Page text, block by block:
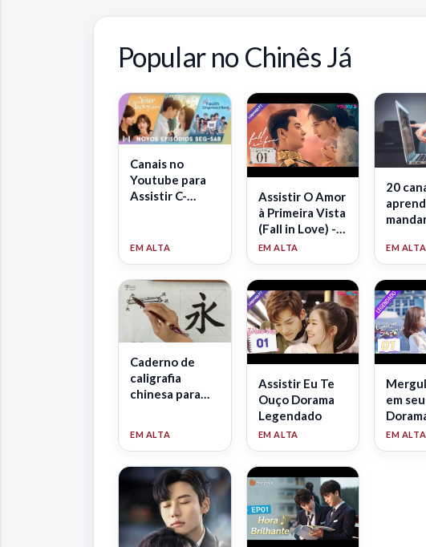
Popular no Chinês Já
Canais no
Youtube para
Assistir C-
Assistir O Amor
à Primeira Vista
(Fall in Love) -
Dorama
Legendado
20
zero ao
(2026)
Caderno de
caligrafia
chinesa para
PDF para
Assistir Eu Te
Ouço Dorama
Legendado
em